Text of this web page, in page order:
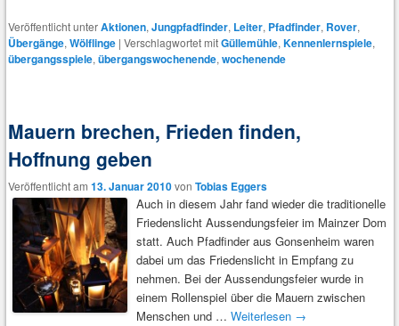
Veröffentlicht unterAktionen,Jungpfadfinder, Leiter, Pfadfinder, Rover,
Übergänge,Wölflinge |Verschlagwortet mitGüllemühle,Kennenlernspiele,
übergangsspiele,übergangswochenende,wochenende
Mauern brechen, Frieden finden,
Hoffnung geben
Veröffentlicht am13. Januar 2010vonTobias Eggers
Auch in diesem Jahr fand wieder die traditionelle
Friedenslicht Aussendungsfeier im Mainzer Dom
statt. Auch Pfadfinder aus Gonsenheim waren
dabei um das Friedenslicht in Empfang zu
nehmen. Bei der Aussendungsfeier wurde in
einem Rollenspiel über die Mauern zwischen
Menschen und …Weiterlesen →